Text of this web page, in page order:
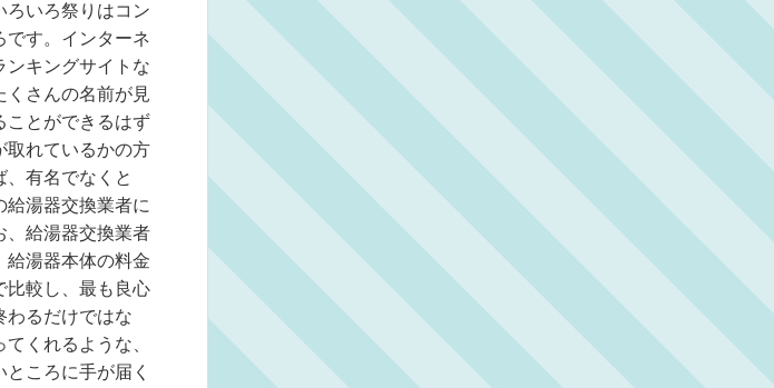
ろいろ祭りはコン
です。インターネ
ンキングサイトな
くさんの名前が見
ことができるはず
取れているかの方
有名でなくと
給湯器交換業者に
、給湯器交換業者
給湯器本体の料金
比較し、最も良心
わるだけではな
くれるような、
ころに手が届く